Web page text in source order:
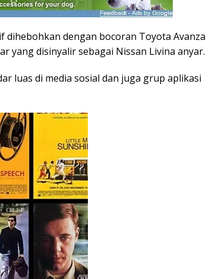
dihebohkan dengan bocoran Toyota Avanza
yang disinyalir sebagai Nissan Livina anyar.
luas di media sosial dan juga grup aplikasi